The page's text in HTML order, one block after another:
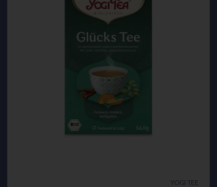
YOGI TEE